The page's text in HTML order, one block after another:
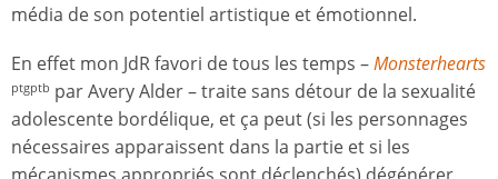
média de son potentiel artistique et émotionnel.
En effet mon JdR favori de tous les temps –Monsterhearts
ptgptb par Avery Alder – traite sans détour de la sexualité
adolescente bordélique, et ça peut (si les personnages
nécessaires apparaissent dans la partie et si les